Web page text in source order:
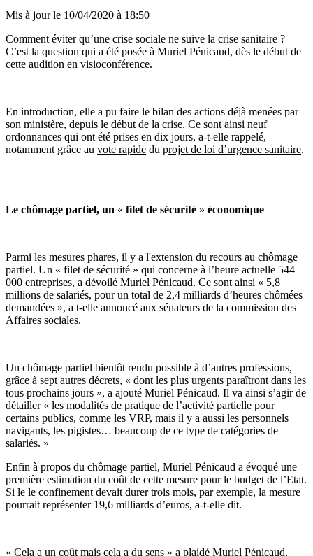
Mis à jour le 10/04/2020 à 18:50
Comment éviter qu’une crise sociale ne suive la crise sanitaire ?
C’est la question qui a été posée à Muriel Pénicaud, dès le début de
cette audition en visioconférence.
En introduction, elle a pu faire le bilan des actions déjà menées par
son ministère, depuis le début de la crise. Ce sont ainsi neuf
ordonnances qui ont été prises en dix jours, a-t-elle rappelé,
notamment grâce au vote rapide du projet de loi d’urgence sanitaire.
Le chômage partiel, un « filet de sécurité » économique
Parmi les mesures phares, il y a l'extension du recours au chômage
partiel. Un « filet de sécurité » qui concerne à l’heure actuelle 544
000 entreprises, a dévoilé Muriel Pénicaud. Ce sont ainsi « 5,8
millions de salariés, pour un total de 2,4 milliards d’heures chômées
demandées », a t-elle annoncé aux sénateurs de la commission des
Affaires sociales.
Un chômage partiel bientôt rendu possible à d’autres professions,
grâce à sept autres décrets, « dont les plus urgents paraîtront dans les
tous prochains jours », a ajouté Muriel Pénicaud. Il va ainsi s’agir de
détailler « les modalités de pratique de l’activité partielle pour
certains publics, comme les VRP, mais il y a aussi les personnels
navigants, les pigistes… beaucoup de ce type de catégories de
salariés. »
Enfin à propos du chômage partiel, Muriel Pénicaud a évoqué une
première estimation du coût de cette mesure pour le budget de l’Etat.
Si le le confinement devait durer trois mois, par exemple, la mesure
pourrait représenter 19,6 milliards d’euros, a-t-elle dit.
« Cela a un coût mais cela a du sens » a plaidé Muriel Pénicaud,